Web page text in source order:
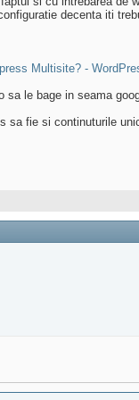
decenta iti
Multisite? -
le bage in seama
sa fie si continuturile